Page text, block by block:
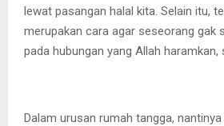
lewat pasangan halal kita. Selain itu,
merupakan cara agar seseorang gak
pada hubungan yang Allah haramkan,
Dalam urusan rumah tangga,